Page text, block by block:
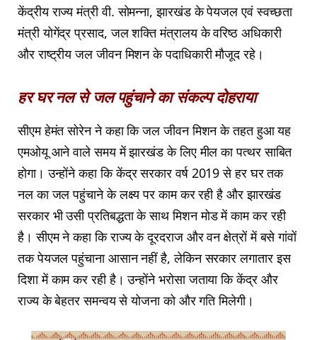
केंद्रीय राज्य मंत्री वी. सोमन्ना, झारखंड के पेयजल एवं स्वच्छता
मंत्री योगेंद्र प्रसाद, जल शक्ति मंत्रालय के वरिष्ठ अधिकारी
और राष्ट्रीय जल जीवन मिशन के पदाधिकारी मौजूद रहे।
हर घर नल से जल पहुंचाने का संकल्प दोहराया
सीएम हेमंत सोरेन ने कहा कि जल जीवन मिशन के तहत हुआ यह
एमओयू आने वाले समय में झारखंड के लिए मील का पत्थर साबित
होगा। उन्होंने कहा कि केंद्र सरकार वर्ष 2019 से हर घर तक
नल का जल पहुंचाने के लक्ष्य पर काम कर रही है और झारखंड
सरकार भी उसी प्रतिबद्धता के साथ मिशन मोड में काम कर रही
है। सीएम ने कहा कि राज्य के दूरदराज और वन क्षेत्रों में बसे गांवों
तक पेयजल पहुंचाना आसान नहीं है, लेकिन सरकार लगातार इस
दिशा में काम कर रही है। उन्होंने भरोसा जताया कि केंद्र और
राज्य के बेहतर समन्वय से योजना को और गति मिलेगी।